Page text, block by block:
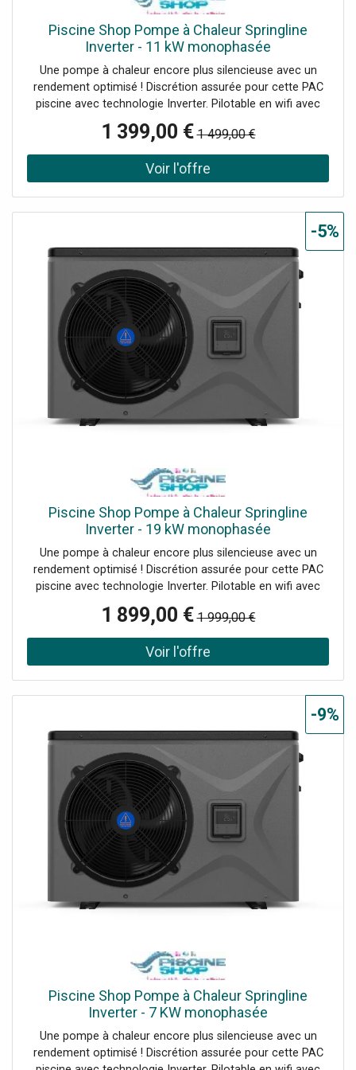
Piscine Shop Pompe à Chaleur Springline
Inverter - 11 kW monophasée
Une pompe à chaleur encore plus silencieuse avec un
rendement optimisé ! Discrétion assurée pour cette PAC
piscine avec technologie Inverter. Pilotable en wifi avec
application mobile. 3 modes de fonctionnement Boost,
Eco-Silence et Smart.
1 399,00 € 1 499,00 €
Piscine Shop Pompe à Chaleur Springline
Inverter - 19 kW monophasée
Une pompe à chaleur encore plus silencieuse avec un
rendement optimisé ! Discrétion assurée pour cette PAC
piscine avec technologie Inverter. Pilotable en wifi avec
Eco-Silence et Smart.
1 899,00 € 1 999,00 €
-5%
Piscine Shop Pompe à Chaleur Springline
Inverter - 7 KW monophasée
Une pompe à chaleur encore plus silencieuse avec un
rendement optimisé ! Discrétion assurée pour cette PAC
-9%